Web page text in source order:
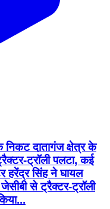
निकट दातागंज क्षेत्र के
ट्रॉली पलटा, कई
हरेंद्र सिंह ने घायल
से ट्रैक्टर-ट्रॉली